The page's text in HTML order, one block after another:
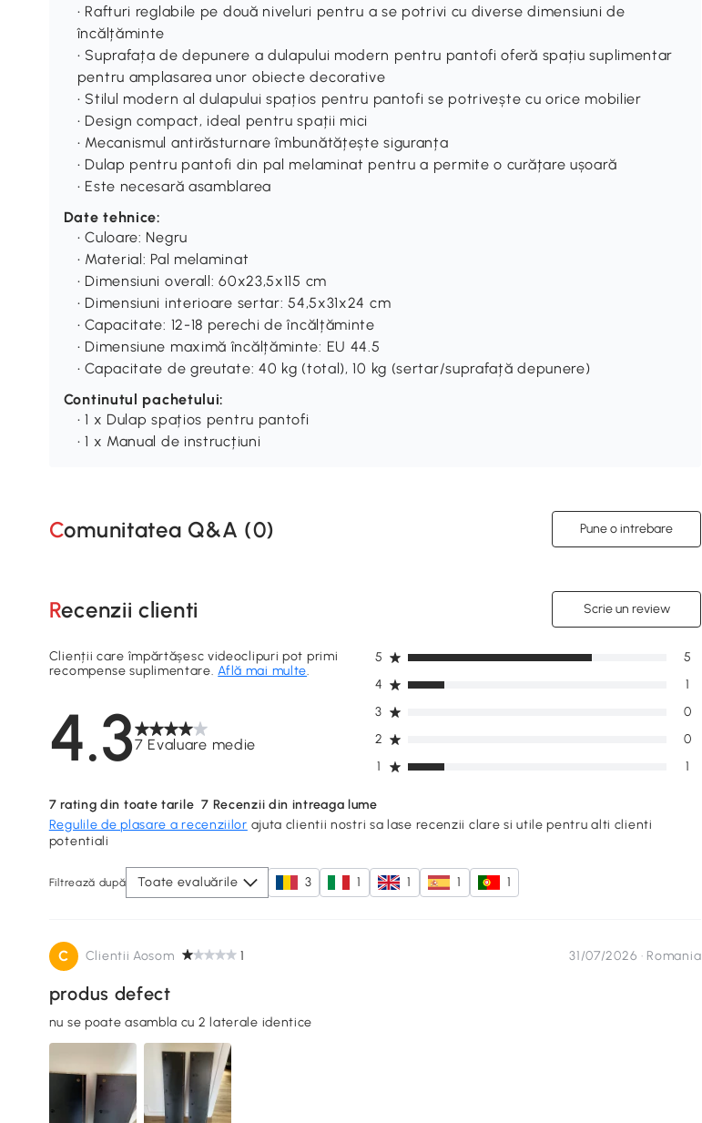
• Rafturi reglabile pe două niveluri pentru a se potrivi cu diverse dimensiuni de
încălțăminte
• Suprafața de depunere a dulapului modern pentru pantofi oferă spațiu suplimentar
pentru amplasarea unor obiecte decorative
• Stilul modern al dulapului spațios pentru pantofi se potrivește cu orice mobilier
• Design compact, ideal pentru spații mici
• Mecanismul antirăsturnare îmbunătățește siguranța
• Dulap pentru pantofi din pal melaminat pentru a permite o curățare ușoară
• Este necesară asamblarea
Date tehnice:
• Culoare: Negru
• Material: Pal melaminat
• Dimensiuni overall: 60x23,5x115 cm
• Dimensiuni interioare sertar: 54,5x31x24 cm
• Capacitate: 12-18 perechi de încălțăminte
• Dimensiune maximă încălțăminte: EU 44.5
• Capacitate de greutate: 40 kg (total), 10 kg (sertar/suprafață depunere)
Continutul pachetului:
• 1 x Dulap spațios pentru pantofi
• 1 x Manual de instrucțiuni
Comunitatea Q&A (0) Pune o intrebare
Recenzii clienti Scrie un review
4.37 Evaluare medie
Clienții care împărtășesc videoclipuri pot primi
recompense suplimentare.Află mai multe.
1 1
2 0
3 0
4 1
5 5
7 rating din toate tarile 7 Recenzii din intreaga lume
Regulile de plasare a recenziilor ajuta clientii nostri sa lase recenzii clare si utile pentru alti clienti
potentiali
Filtrează după Toate evaluările 3 1 1 1 1
C Clientii Aosom 1 31/07/2026 · Romania
produs defect
nu se poate asambla cu 2 laterale identice